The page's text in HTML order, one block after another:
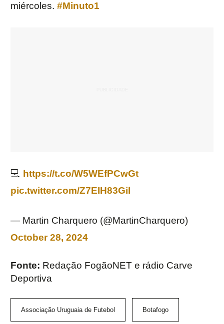
miércoles. #Minuto1
💻 https://t.co/W5WEfPCwGt
pic.twitter.com/Z7EIH83Gil
— Martin Charquero (@MartinCharquero)
October 28, 2024
Fonte: Redação FogãoNET e rádio Carve
Deportiva
Associação Uruguaia de Futebol Botafogo